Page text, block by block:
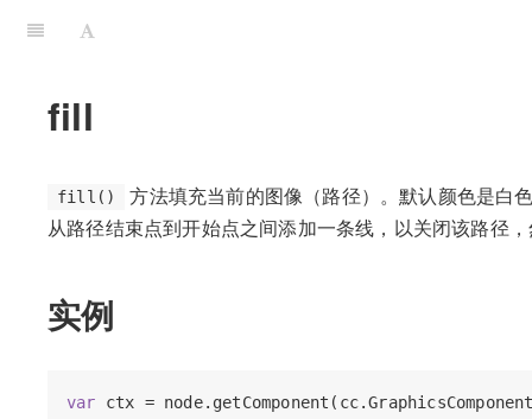
fill
fill()
方法填充当前的图像（路径）。默认颜色是白
从路径结束点到开始点之间添加一条线，以关闭该路径
实例
var ctx =